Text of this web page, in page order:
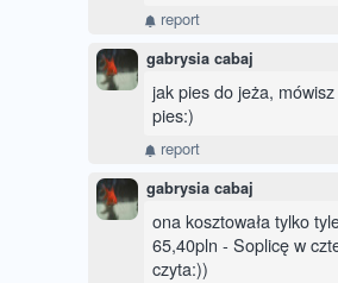
report
gabrysia cabaj
jak pies do jeża,
pies:)
report
gabrysia cabaj
ona kosztowała tylko
65,40pln - Soplicę w
czyta:))